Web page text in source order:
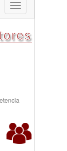
Toggle
navigation